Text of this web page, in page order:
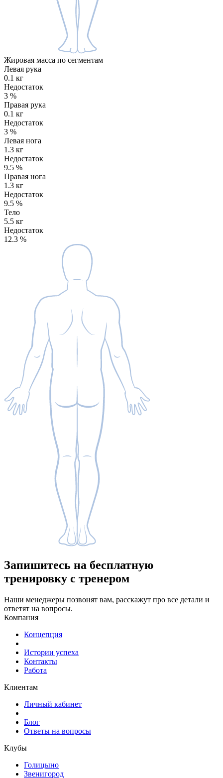
Жировая масса по сегментам
Левая рука
0.1 кг
Недостаток
3 %
Правая рука
0.1 кг
Недостаток
3 %
Левая нога
1.3 кг
Недостаток
9.5 %
Правая нога
1.3 кг
Недостаток
9.5 %
Тело
5.5 кг
Недостаток
12.3 %
Запишитесь на бесплатную
тренировку с тренером
Наши менеджеры позвонят вам, расскажут про все детали и
ответят на вопросы.
Компания
Концепция
Истории успеха
Контакты
Работа
Клиентам
Личный кабинет
Блог
Ответы на вопросы
Клубы
Голицыно
Звенигород